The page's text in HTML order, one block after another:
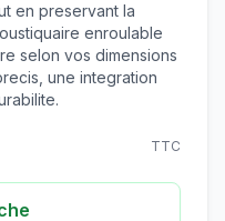
en preservant la
enroulable
selon vos dimensions
une integration
TTC